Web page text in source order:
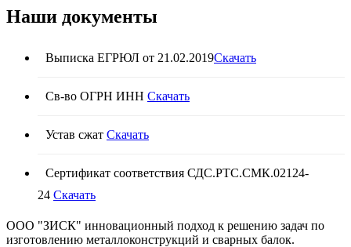
Наши документы
Выписка ЕГРЮЛ от 21.02.2019Скачать
Св-во ОГРН ИНН Скачать
Устав сжат Скачать
Сертификат соответствия СДС.РТС.СМК.02124-
24 Скачать
ООО "ЗИСК" инновационный подход к решению задач по
изготовлению металлоконструкций и сварных балок.